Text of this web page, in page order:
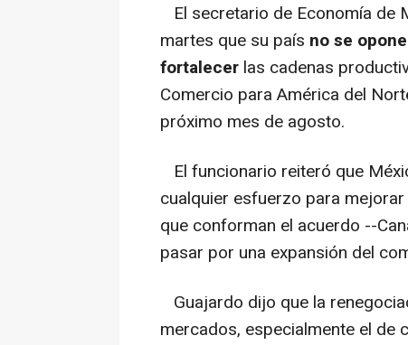
El secretario de Economía de
martes que su país no se
fortalecer las cadenas
Comercio para América del
próximo mes de agosto.
El funcionario reiteró que
cualquier esfuerzo para
que conforman el acuerdo --
pasar por una expansión del
Guajardo dijo que la
mercados, especialmente el de